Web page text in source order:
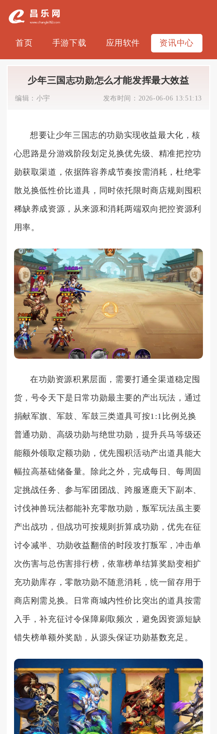
首页 手游下载 应用软件 资讯中心
少年三国志功勋怎么才能发挥最大效益
编辑： 小宇 发布时间： 2026-06-06 13:51:13
想要让少年三国志的功勋实现收益最大化，核
心思路是分游戏阶段划定兑换优先级、精准把控功
勋获取渠道，依据阵容养成节奏按需消耗，杜绝零
散兑换低性价比道具，同时依托限时商店规则囤积
稀缺养成资源，从来源和消耗两端双向把控资源利
用率。
在功勋资源积累层面，需要打通全渠道稳定囤
货，号令天下是日常功勋最主要的产出玩法，通过
捐献军旗、军鼓、军鼓三类道具可按1:1比例兑换
普通功勋、高级功勋与绝世功勋，提升兵马等级还
能额外领取定额功勋，优先囤积活动产出道具能大
幅拉高基础储备量。除此之外，完成每日、每周固
定挑战任务、参与军团团战、跨服逐鹿天下副本、
讨伐神兽玩法都能补充零散功勋，叛军玩法虽主要
产出战功，但战功可按规则折算成功勋，优先在征
讨令减半、功勋收益翻倍的时段攻打叛军，冲击单
次伤害与总伤害排行榜，依靠榜单结算奖励变相扩
充功勋库存，零散功勋不随意消耗，统一留存用于
商店刚需兑换。日常商城内性价比突出的道具按需
入手，补充征讨令保障刷取频次，避免因资源短缺
错失榜单额外奖励，从源头保证功勋基数充足。